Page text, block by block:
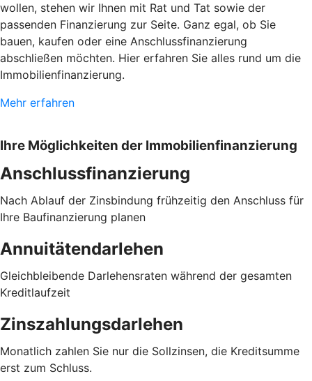
wollen, stehen wir Ihnen mit Rat und Tat sowie der
passenden Finanzierung zur Seite. Ganz egal, ob Sie
bauen, kaufen oder eine Anschlussfinanzierung
abschließen möchten. Hier erfahren Sie alles rund um die
Immobilienfinanzierung.
Mehr erfahren
Ihre Möglichkeiten der Immobilienfinanzierung
Anschlussfinanzierung
Nach Ablauf der Zinsbindung frühzeitig den Anschluss für
Ihre Baufinanzierung planen
Annuitätendarlehen
Gleichbleibende Darlehensraten während der gesamten
Kreditlaufzeit
Zinszahlungsdarlehen
Monatlich zahlen Sie nur die Sollzinsen, die Kreditsumme
erst zum Schluss.